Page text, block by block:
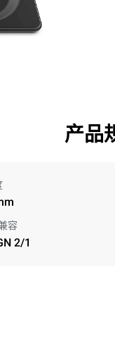
产品
容
2/1